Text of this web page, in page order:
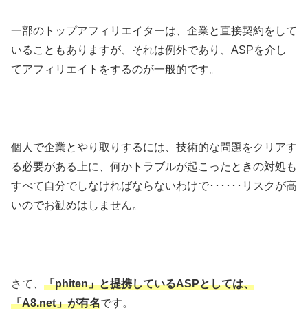
一部のトップアフィリエイターは、企業と直接契約をして
いることもありますが、それは例外であり、ASPを介し
てアフィリエイトをするのが一般的です。
個人で企業とやり取りするには、技術的な問題をクリアす
る必要がある上に、何かトラブルが起こったときの対処も
すべて自分でしなければならないわけで･･････リスクが高
いのでお勧めはしません。
さて、 「phiten」と提携しているASPとしては、
「A8.net」が有名です。